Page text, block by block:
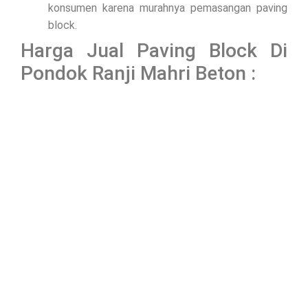
konsumen karena murahnya pemasangan paving
block.
Harga Jual Paving Block Di
Pondok Ranji Mahri Beton :